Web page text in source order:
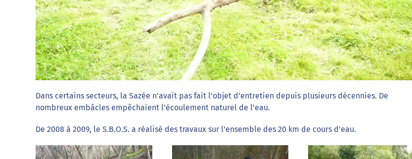
Dans certains secteurs, la Sazée n’avait pas fait l’objet d’entretien depuis plusieurs décennies. De
nombreux embâcles empêchaient l’écoulement naturel de l’eau.
De 2008 à 2009, le S.B.O.S. a réalisé des travaux sur l’ensemble des 20 km de cours d’eau.